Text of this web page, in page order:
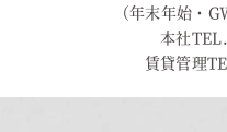
（年末年始・
本社
賃貸管理